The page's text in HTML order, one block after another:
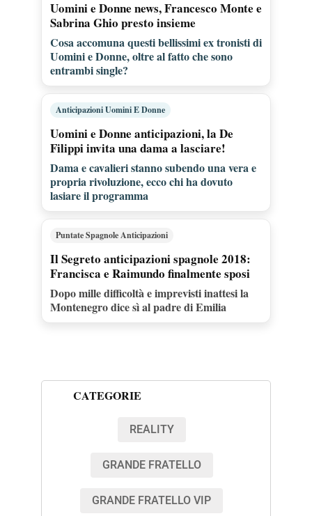
Uomini e Donne news, Francesco Monte e
Sabrina Ghio presto insieme
Cosa accomuna questi bellissimi ex tronisti di
Uomini e Donne, oltre al fatto che sono
entrambi single?
Anticipazioni Uomini E Donne
Uomini e Donne anticipazioni, la De
Filippi invita una dama a lasciare!
Dama e cavalieri stanno subendo una vera e
propria rivoluzione, ecco chi ha dovuto
lasiare il programma
Puntate Spagnole Anticipazioni
Il Segreto anticipazioni spagnole 2018:
Francisca e Raimundo finalmente sposi
Dopo mille difficoltà e imprevisti inattesi la
Montenegro dice sì al padre di Emilia
CATEGORIE
REALITY
GRANDE FRATELLO
GRANDE FRATELLO VIP